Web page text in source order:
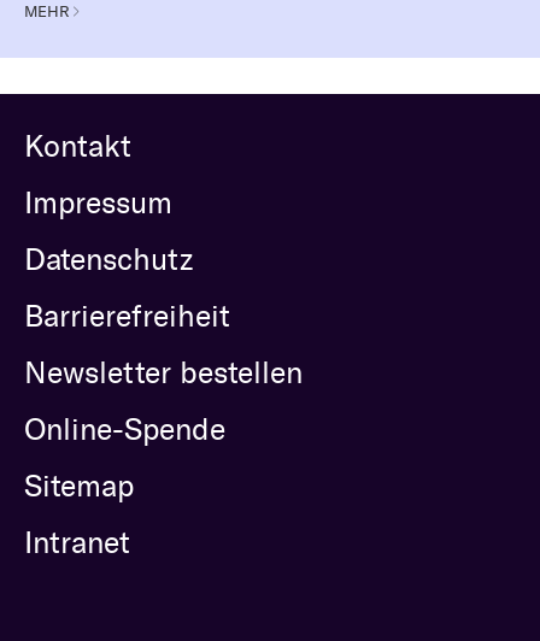
MEHR
Kontakt
Impressum
Datenschutz
Barrierefreiheit
Newsletter bestellen
Online-Spende
Sitemap
Intranet